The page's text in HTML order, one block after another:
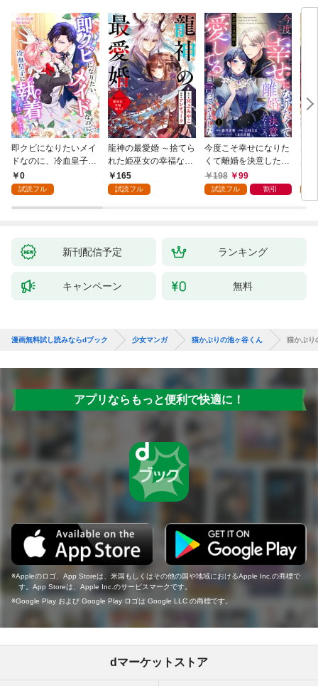
即クビになりたいメイ
ドなのに、冷血皇子に
執着されています第1
話
0
試読フル
龍神の最愛婚 ～捨てら
れた姫巫女の幸福な嫁
入り～: 1
165
試読フル
今度こそ幸せになりた
くて離婚を決意したと
ころ、無表情な旦那様
が「愛してる」と言っ
198 99
試読フル 割引
新刊配信予定 ランキング
キャンペーン 無料
漫画無料試し読みならdブック 少女マンガ 猫かぶりの池ヶ谷くん 猫かぶり
アプリならもっと便利で快適に！
Appleのロゴ、App Storeは、米国もしくはその他の国や地域におけるApple Inc.の商標で
す。App Storeは、Apple Inc.のサービスマークです。
Google Play および Google Play ロゴは Google LLC の商標です。
dマーケットストア